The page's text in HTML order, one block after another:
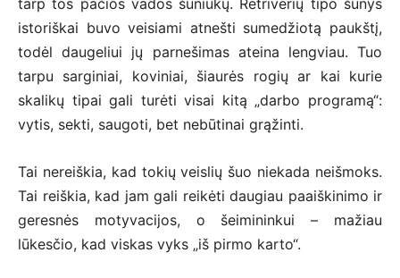
istoriškai buvo veisiami atnešti sumedžiotą paukštį,
todėl daugeliui jų parnešimas ateina lengviau. Tuo
tarpu sarginiai, koviniai, šiaurės rogių ar kai kurie
skalikų tipai gali turėti visai kitą „darbo programą“:
vytis, sekti, saugoti, bet nebūtinai grąžinti.
Tai nereiškia, kad tokių veislių šuo niekada neišmoks.
Tai reiškia, kad jam gali reikėti daugiau paaiškinimo ir
geresnės motyvacijos, o šeimininkui – mažiau
lūkesčio, kad viskas vyks „iš pirmo karto“.